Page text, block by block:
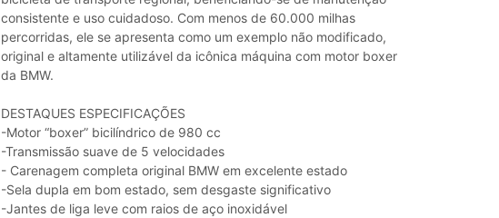
consistente e uso cuidadoso. Com menos de 60.000 milhas
percorridas, ele se apresenta como um exemplo não modificado,
original e altamente utilizável da icônica máquina com motor boxer
da BMW.
DESTAQUES ESPECIFICAÇÕES
-Motor “boxer” bicilíndrico de 980 cc
-Transmissão suave de 5 velocidades
- Carenagem completa original BMW em excelente estado
-Sela dupla em bom estado, sem desgaste significativo
-Jantes de liga leve com raios de aço inoxidável